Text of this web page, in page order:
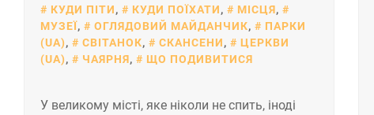
КУДИ ПІТИ, КУДИ ПОЇХАТИ, МІСЦЯ,
МУЗЕЇ, ОГЛЯДОВИЙ МАЙДАНЧИК,
ПАРКИ
(UA), СВІТАНОК, СКАНСЕНИ,
ЦЕРКВИ
(UA), ЧАЯРНЯ, ЩО ПОДИВИТИСЯ
У великому місті, яке ніколи не спить, іноді